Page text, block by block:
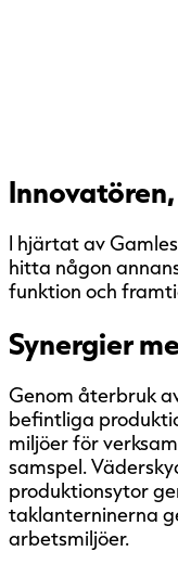
I hjärtat av
hitta någon
funktion och
Synergier
Genom återbruk
befintliga
miljöer för
samspel.
produktionsytor
taklanterninerna
arbetsmiljöer.